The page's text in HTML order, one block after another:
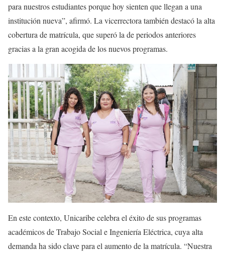
para nuestros estudiantes porque hoy sienten que llegan a una
institución nueva”, afirmó. La vicerrectora también destacó la alta
cobertura de matrícula, que superó la de periodos anteriores
gracias a la gran acogida de los nuevos programas.
En este contexto, Unicaribe celebra el éxito de sus programas
académicos de Trabajo Social e Ingeniería Eléctrica, cuya alta
demanda ha sido clave para el aumento de la matrícula. “Nuestra